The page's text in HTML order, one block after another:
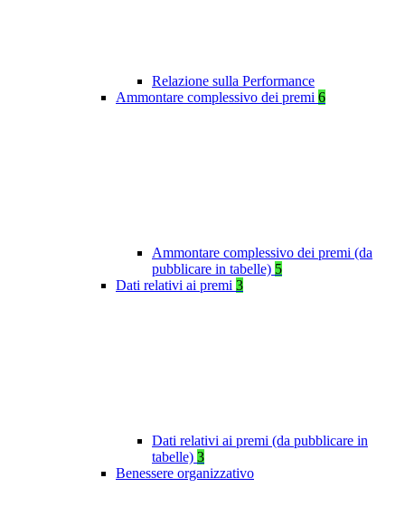
Relazione sulla Performance
Ammontare complessivo dei premi 6
Ammontare complessivo dei premi (da
pubblicare in tabelle) 5
Dati relativi ai premi 3
Dati relativi ai premi (da pubblicare in
tabelle) 3
Benessere organizzativo